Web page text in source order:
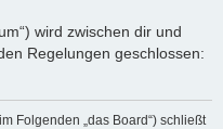
wird zwischen dir und
Regelungen geschlossen:
Folgenden „das Board“) schließt